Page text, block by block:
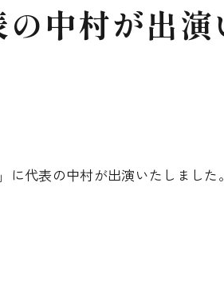
中村が出演
に代表の中村が出演いたしました。